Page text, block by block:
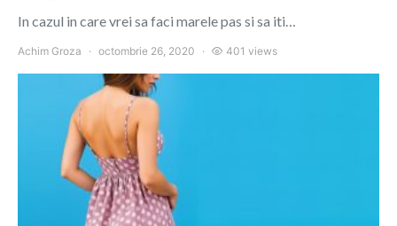
In cazul in care vrei sa faci marele pas si sa iti…
Achim Groza octombrie 26, 2020 401 views